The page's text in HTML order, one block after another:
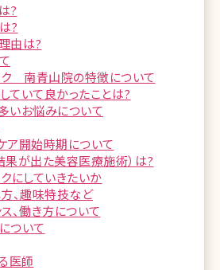
?
?
由は?
ク 南青山院の特徴について
ていて良かったことは?
いお悩みについて
ア開始時期について
果が出た美容医療施術）は?
クにしていきたいか
方、趣味特技など
、働き方について
ついて
医師